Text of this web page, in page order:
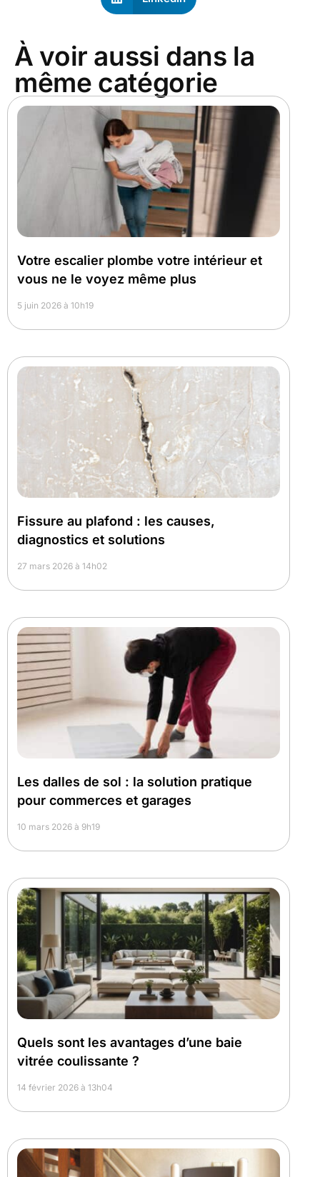
À voir aussi dans la
même catégorie
Votre escalier plombe votre intérieur et
vous ne le voyez même plus
5 juin 2026 à 10h19
Fissure au plafond : les causes,
diagnostics et solutions
27 mars 2026 à 14h02
Les dalles de sol : la solution pratique
pour commerces et garages
10 mars 2026 à 9h19
Quels sont les avantages d’une baie
vitrée coulissante ?
14 février 2026 à 13h04